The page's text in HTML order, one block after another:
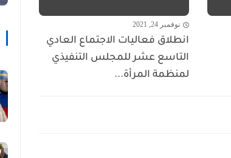
نوفمبر 24, 2021
انطلاق فعاليات الاجتماع العادي
التاسع عشر للمجلس التنفيذي
لمنظمة المرأة...